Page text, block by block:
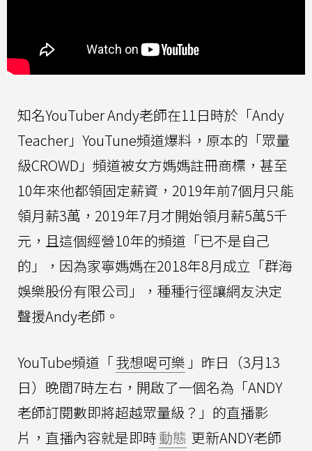
知名YouTuber Andy老師在11日時於「Andy
Teacher」YouTune頻道爆料，原本的「眾量
級CROWD」頻道被女方媽媽註冊商標，甚至
10年來他都領固定薪資，2019年前7個月只能
領月薪3萬，2019年7月才開始領月薪5萬5千
元，且這個經營10年的頻道「已不是自己
的」，因為家寧媽媽在2018年8月成立「群海
娛樂股份有限公司」，種種行徑讓網友決定
聲援Andy老師。
YouTube頻道「我想喝可樂 」昨日（3月13
日）晚間7時左右，開啟了一個名為「ANDY
老師訂閱數即將超越眾量級？」的直播影
片，直播內容就是即時動態 更新ANDY老師